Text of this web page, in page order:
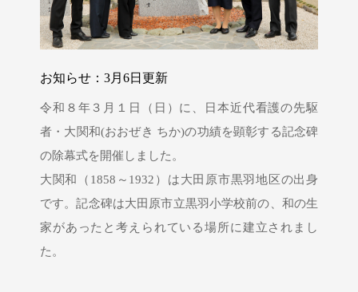
お知らせ：3月6日更新
令和８年３月１日（日）に、日本近代看護の先駆
者・大関和(おおぜき ちか)の功績を顕彰する記念碑
の除幕式を開催しました。
大関和（1858～1932）は大田原市黒羽地区の出身
です。記念碑は大田原市立黒羽小学校前の、和の生
家があったと考えられている場所に建立されまし
た。